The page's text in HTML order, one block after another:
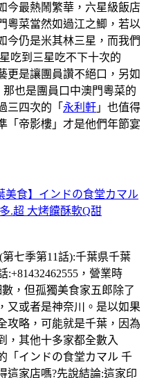
今最熱鬧繁華，六星級飯店
粵菜當然如過江之鯽，若以
今仍是米其林三星，而我們
吃到三星吃不下十次的
更是讓團員讚不絕口，另如
那也是團員口中澳門粵菜的
三四次的「 永利軒 」也值得
「帝影樓」才是他們年節宴
美食】インドの食堂カマル
.超 大烤饢酥軟Q甜
七季第11話):千葉県千葉
，營業時
數，但孤獨美食家五郎除了
又或者是神奈川。是以如果
攻略，可能就是千葉，因為
，其他十多家都全數入
「インドの食堂カマル 千
這家店嗎?先說結論:這家印